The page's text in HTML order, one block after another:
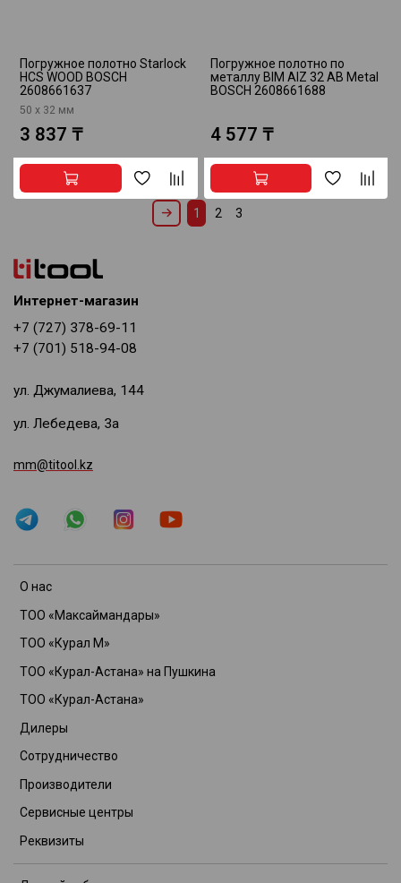
Погружное полотно Starlock
HCS WOOD BOSCH
2608661637
50 x 32 мм
3 837 ₸
Погружное полотно по
металлу BIM AIZ 32 AB Metal
BOSCH 2608661688
4 577 ₸
1 2 3
О нас
ТОО «Максаймандары»
ТОО «Курал М»
ТОО «Курал-Астана» на Пушкина
ТОО «Курал-Астана»
Дилеры
Сотрудничество
Производители
Сервисные центры
Реквизиты
Интернет-магазин
+7 (727) 378-69-11
+7 (701) 518-94-08
ул. Джумалиева, 144
ул. Лебедева, 3а
mm@titool.kz